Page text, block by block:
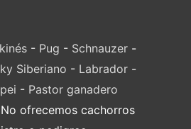
- Pug - Schnauzer -
Siberiano - Labrador-
- Pastor ganadero
ofrecemos cachorros